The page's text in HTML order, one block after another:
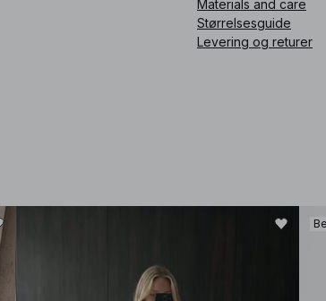
What is the fit
bodice, with a
while maintaining
How should I
label. Generally,
keep the fabric
Materials and care
Størrelsesguide
Levering og returer